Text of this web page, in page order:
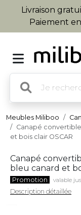
Livraison
Paiement
Meubles Miliboo
Canapé
et bois clair OSCAR
Canapé
bleu canard et
Promotion valable
Description détaillée